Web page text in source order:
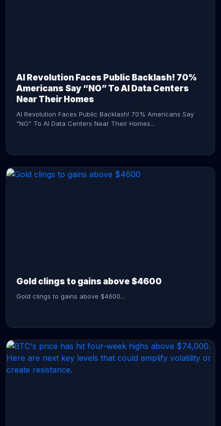
AI Revolution Faces Public Backlash! 70%
Americans Say “NO” To AI Data Centers
Near Their Homes
AI Revolution Faces Public Backlash! 70% Americans Say
“NO” To AI Data Centers Near Their Homes...
Gold clings to gains above $4600
Gold clings to gains above $4600...